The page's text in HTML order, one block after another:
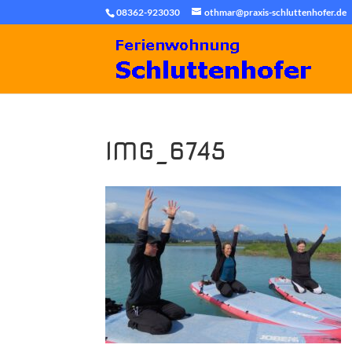
08362-923030 othmar@praxis-schluttenhofer.de
IMG_6745